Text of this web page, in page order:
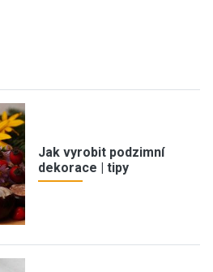
Jak vyrobit podzimní
dekorace | tipy